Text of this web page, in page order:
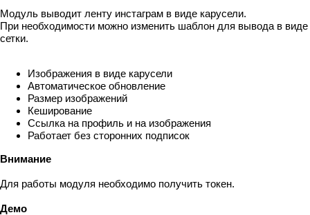
Модуль выводит ленту инстаграм в виде карусели.
При необходимости можно изменить шаблон для вывода в виде
сетки.
Изображения в виде карусели
Автоматическое обновление
Размер изображений
Кеширование
Ссылка на профиль и на изображения
Работает без сторонних подписок
Внимание
Для работы модуля необходимо получить токен.
Демо